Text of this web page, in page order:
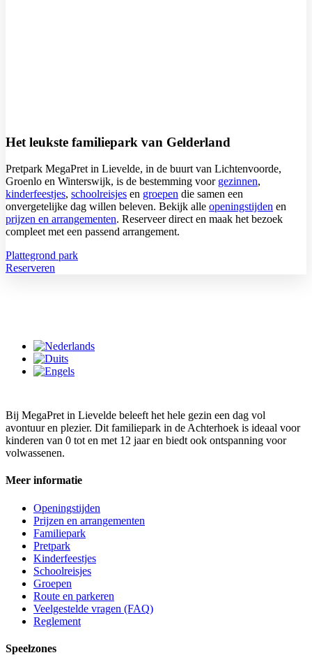
Het leukste familiepark van Gelderland
Pretpark MegaPret in Lievelde, in de buurt van Lichtenvoorde,
Groenlo en Winterswijk, is de bestemming voor gezinnen,
kinderfeestjes, schoolreisjes en groepen die samen een
onvergetelijke dag willen beleven. Bekijk alle openingstijden en
prijzen en arrangementen. Reserveer direct en maak het bezoek
compleet met een passend arrangement.
Plattegrond park
Reserveren
Bij MegaPret in Lievelde beleeft het hele gezin een dag vol
avontuur en plezier. Dit familiepark in de Achterhoek is ideaal voor
kinderen van 0 tot en met 12 jaar en biedt ook ontspanning voor
volwassenen.
Meer informatie
Openingstijden
Prijzen en arrangementen
Familiepark
Pretpark
Kinderfeestjes
Schoolreisjes
Groepen
Route en parkeren
Veelgestelde vragen (FAQ)
Reglement
Speelzones